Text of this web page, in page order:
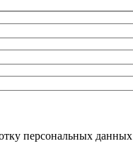
персональных данных